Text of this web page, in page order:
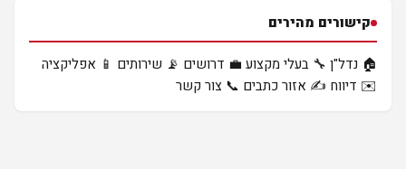
קישורים מהירים
🏠 נדל"ן 🔧 בעלי מקצוע 💼 דרושים 📡 שירותים 📱 אפליקציה
✉️ דיווח ✍️ אזור כתבים 📞 צור קשר